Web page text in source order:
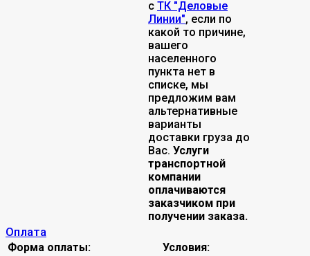
с ТК "Деловые
Линии", если по
какой то причине,
вашего
населенного
пункта нет в
списке, мы
предложим вам
альтернативные
варианты
доставки груза до
Вас. Услуги
транспортной
компании
оплачиваются
заказчиком при
получении заказа.
Оплата
Форма оплаты: Условия: